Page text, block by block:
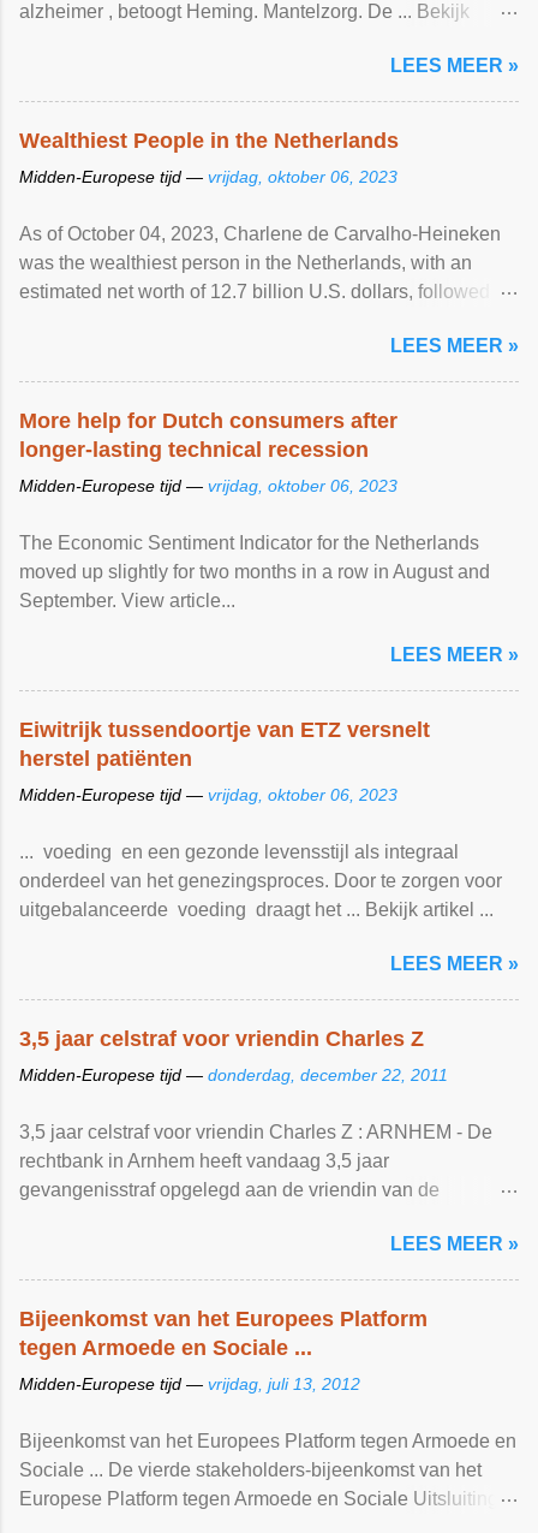
alzheimer , betoogt Heming. Mantelzorg. De ... Bekijk
LEES MEER »
Wealthiest People in the Netherlands
Midden-Europese tijd — vrijdag, oktober 06, 2023
As of October 04, 2023, Charlene de Carvalho-Heineken
was the wealthiest person in the Netherlands, with an
estimated net worth of 12.7 billion U.S. dollars, followed by
Leegte (No. 3, $3.5 billion); and Hans Melchers (No. 4,
$2.3 billion). View article...
LEES MEER »
More help for Dutch consumers after
longer-lasting technical recession
Midden-Europese tijd — vrijdag, oktober 06, 2023
The Economic Sentiment Indicator for the Netherlands
moved up slightly for two months in a row in August and
September. View article...
LEES MEER »
Eiwitrijk tussendoortje van ETZ versnelt
herstel patiënten
Midden-Europese tijd — vrijdag, oktober 06, 2023
... voeding en een gezonde levensstijl als integraal
onderdeel van het genezingsproces. Door te zorgen voor
uitgebalanceerde voeding draagt het ... Bekijk artikel ...
LEES MEER »
3,5 jaar celstraf voor vriendin Charles Z
Midden-Europese tijd — donderdag, december 22, 2011
3,5 jaar celstraf voor vriendin Charles Z : ARNHEM - De
rechtbank in Arnhem heeft vandaag 3,5 jaar
gevangenisstraf opgelegd aan de vriendin van de
LEES MEER »
Bijeenkomst van het Europees Platform
tegen Armoede en Sociale ...
Midden-Europese tijd — vrijdag, juli 13, 2012
Bijeenkomst van het Europees Platform tegen Armoede en
Sociale ... De vierde stakeholders-bijeenkomst van het
Europese Platform tegen Armoede en Sociale Uitsluiting